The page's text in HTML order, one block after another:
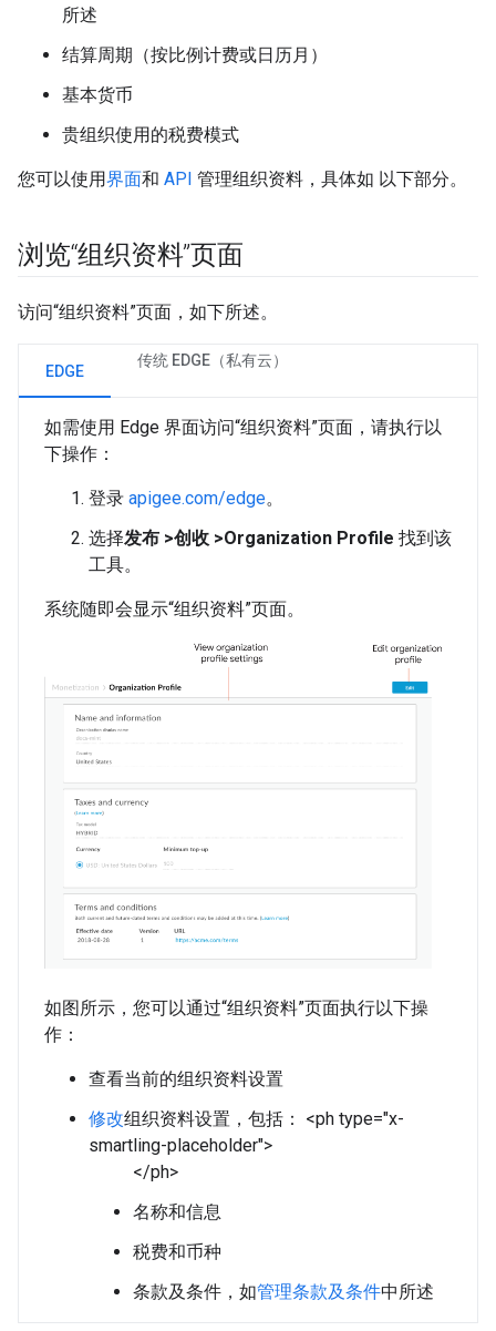
所述
结算周期（按比例计费或日历月）
基本货币
贵组织使用的税费模式
您可以使用界面和 API 管理组织资料，具体如 以下部分。
浏览“组织资料”页面
访问“组织资料”页面，如下所述。
EDGE
传统 EDGE（私有云）
如需使用 Edge 界面访问“组织资料”页面，请执行以
下操作：
登录 apigee.com/edge。
选择发布 >创收 >Organization Profile 找到该
工具。
系统随即会显示“组织资料”页面。
如图所示，您可以通过“组织资料”页面执行以下操
作：
查看当前的组织资料设置
修改组织资料设置，包括： <ph type="x-
smartling-placeholder">
</ph>
名称和信息
税费和币种
条款及条件，如管理条款及条件中所述